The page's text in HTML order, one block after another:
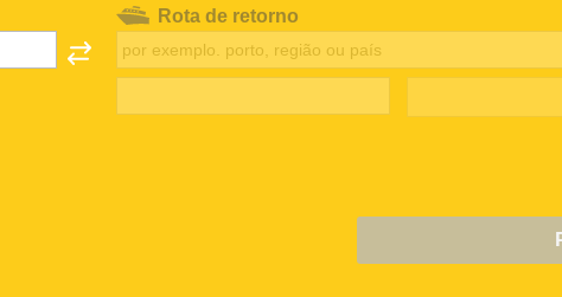
Rota de retorno